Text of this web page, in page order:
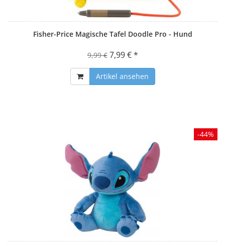
Fisher-Price Magische Tafel Doodle Pro - Hund
9,99 € 7,99 € *
Artikel ansehen
-44%